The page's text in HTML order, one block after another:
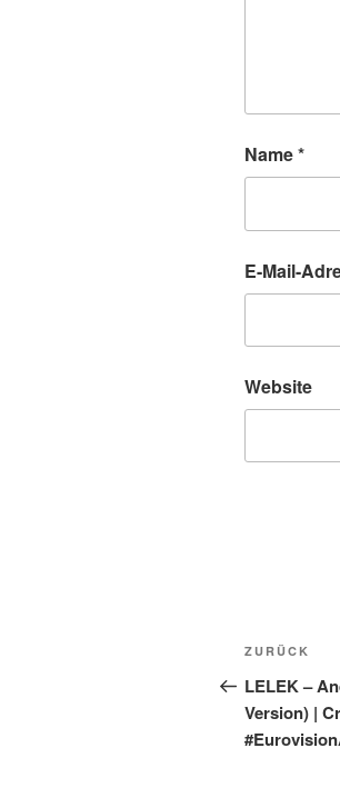
Name*
E-Mail-
Website
Vorheriger
Beitrag
ZURÜCK
LELEK –
Version) |